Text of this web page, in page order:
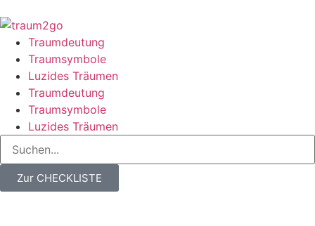
Traumdeutung
Traumsymbole
Luzides Träumen
Traumdeutung
Traumsymbole
Luzides Träumen
Zur CHECKLISTE